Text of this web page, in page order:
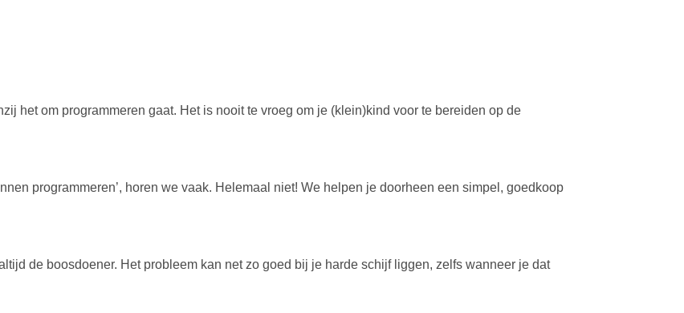
het om programmeren gaat. Het is nooit te vroeg om je (klein)kind voor te bereiden op de
programmeren’, horen we vaak. Helemaal niet! We helpen je doorheen een simpel, goedkoop
de boosdoener. Het probleem kan net zo goed bij je harde schijf liggen, zelfs wanneer je dat